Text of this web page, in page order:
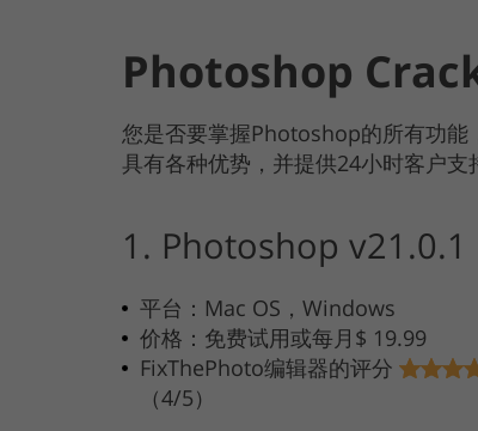
Photoshop
您是否要掌握Photoshop的所有功能
具有各种优势，并提供24小时客户
1. Photoshop v21.0.1
平台：Mac OS，Windows
价格：免费试用或每月$ 19.99
FixThePhoto编辑器的评分
（4/5）